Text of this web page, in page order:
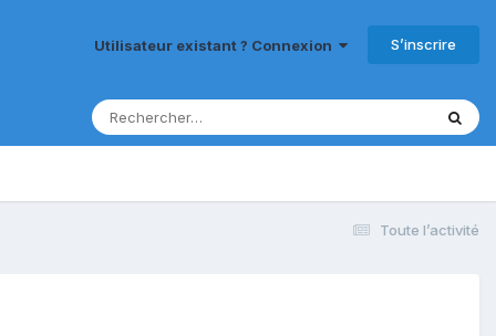
Utilisateur existant ? Connexion S’inscrire
Toute l’activité